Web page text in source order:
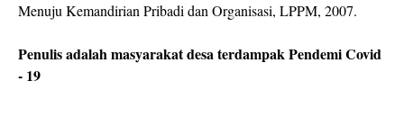
Menuju Kemandirian Pribadi dan Organisasi, LPPM, 2007.
Penulis adalah masyarakat desa terdampak Pendemi Covid
- 19